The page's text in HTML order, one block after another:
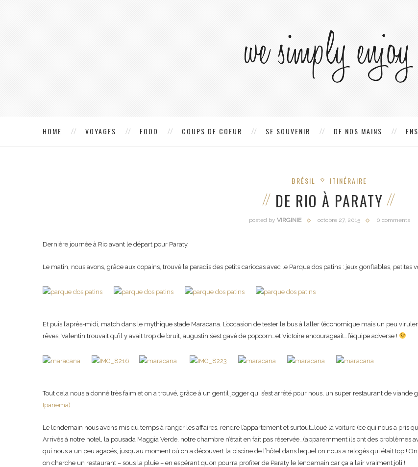
HOME VOYAGES FOOD COUPS DE COEUR SE SOUVENIR DE NOS MAINS
BRÉSIL ITINÉRAIRE
DE RIO À PARATY
posted by VIRGINIE octobre 27, 2015 0 comments
Dernière journée à Rio avant le départ pour Paraty.
Le matin, nous avons, grâce aux copains, trouvé le paradis des petits cariocas avec le Parque dos patins : jeux gonflables, petites
Et puis l’après-midi, match dans le mythique stade Maracana. L’occasion de tester le bus à l’aller (économique mais un peu
rêves, Valentin trouvait qu’il y avait trop de bruit, augustin s’est gavé de popcorn…et Victoire encourageait…l’équipe adverse !
Tout cela nous a donné très faim et on a trouvé, grâce à un gentil jogger qui s’est arrêté pour nous, un super restaurant de
Ipanema)
Le lendemain nous avons mis du temps à ranger les affaires, rendre l’appartement et surtout…loué la voiture (ce qui nous a pris
Arrivés à notre hotel, la pousada Maggia Verde, notre chambre n’était en fait pas réservée…(apparemment ils ont des problèmes
qui nous a un peu agacés, jusqu’au moment où on a découvert la piscine de l’hôtel dans lequel on nous a relogés qui était top !
on cherche un restaurant – sous la pluie – en espérant qu’on pourra profiter de Paraty le lendemain car ça a l’air vraiment joli !